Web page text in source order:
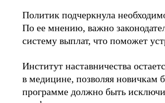
Политик подчеркнула
По ее мнению, важно
систему выплат, что поможет
Институт наставничества
в медицине, позволяя новичкам
программе должно быть